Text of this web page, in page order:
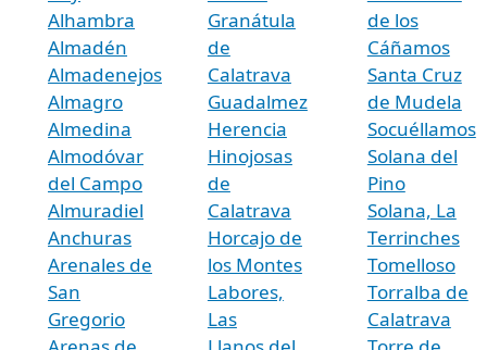
Alhambra
Almadén
Almadenejos
Almagro
Almedina
Almodóvar
del Campo
Almuradiel
Anchuras
Arenales de
San
Gregorio
Granátula
de
Calatrava
Guadalmez
Herencia
Hinojosas
de
Calatrava
Horcajo de
los Montes
Labores,
Las
de los
Cáñamos
Santa Cruz
de Mudela
Socuéllamos
Solana del
Pino
Solana, La
Terrinches
Tomelloso
Torralba de
Calatrava